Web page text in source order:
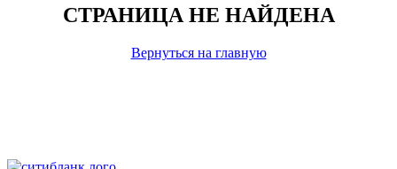
СТРАНИЦА НЕ НАЙДЕНА
Вернуться на главную